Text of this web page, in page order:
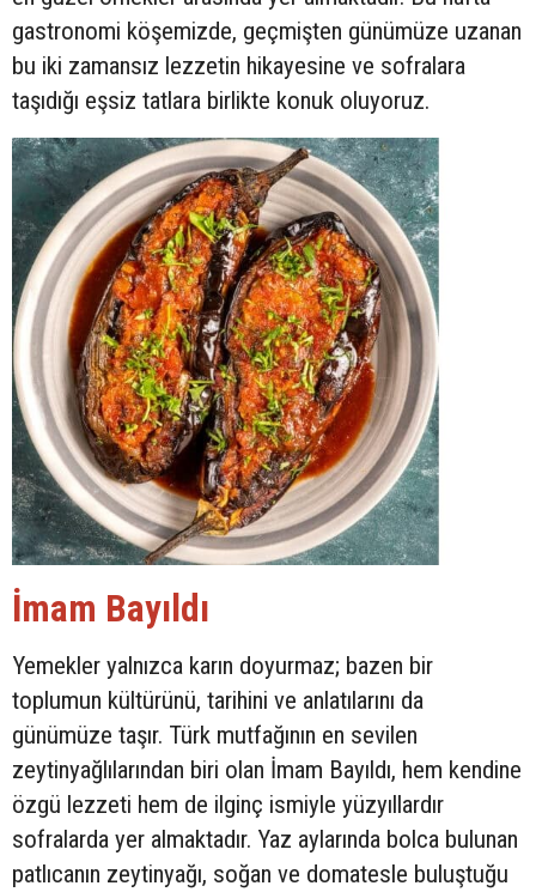
gastronomi köşemizde, geçmişten günümüze uzanan
bu iki zamansız lezzetin hikayesine ve sofralara
taşıdığı eşsiz tatlara birlikte konuk oluyoruz.
İmam Bayıldı
Yemekler yalnızca karın doyurmaz; bazen bir
toplumun kültürünü, tarihini ve anlatılarını da
günümüze taşır. Türk mutfağının en sevilen
zeytinyağlılarından biri olan İmam Bayıldı, hem kendine
özgü lezzeti hem de ilginç ismiyle yüzyıllardır
sofralarda yer almaktadır. Yaz aylarında bolca bulunan
patlıcanın zeytinyağı, soğan ve domatesle buluştuğu